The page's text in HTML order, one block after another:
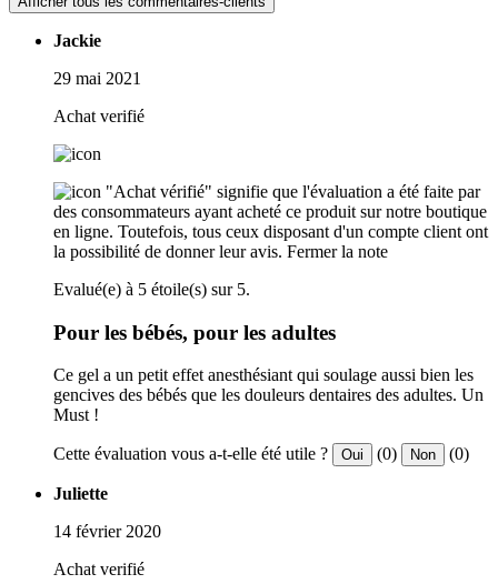
Jackie
29 mai 2021
Achat verifié
"Achat vérifié" signifie que l'évaluation a été faite par
des consommateurs ayant acheté ce produit sur notre boutique
en ligne. Toutefois, tous ceux disposant d'un compte client ont
la possibilité de donner leur avis. Fermer la note
Evalué(e) à 5 étoile(s) sur 5.
Pour les bébés, pour les adultes
Ce gel a un petit effet anesthésiant qui soulage aussi bien les
gencives des bébés que les douleurs dentaires des adultes. Un
Must !
Cette évaluation vous a-t-elle été utile ? Oui (0) Non (0)
Juliette
14 février 2020
Achat verifié